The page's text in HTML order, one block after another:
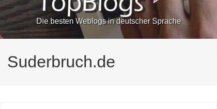
Die besten Weblogs in deutscher Sprache
Suderbruch.de